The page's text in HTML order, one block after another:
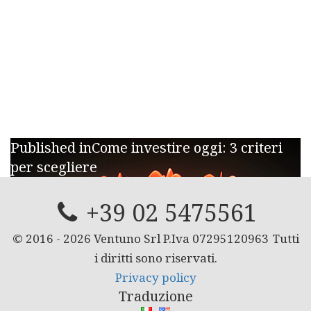
Navigazione
articoli
Published inCome investire oggi: 3 criteri
per scegliere
+39 02 5475561
© 2016 - 2026 Ventuno Srl P.Iva 07295120963 Tutti
i diritti sono riservati.
Privacy policy
Traduzione